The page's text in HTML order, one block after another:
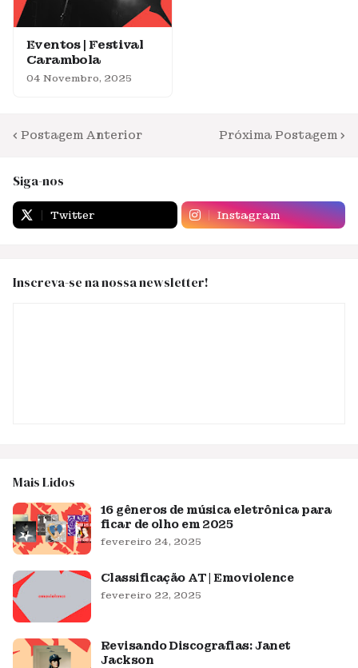
Eventos | Festival
Carambola
04 Novembro, 2025
Postagem Anterior Próxima Postagem
Siga-nos
Twitter Instagram
Inscreva-se na nossa newsletter!
Mais Lidos
16 gêneros de música eletrônica para
ficar de olho em 2025
fevereiro 24, 2025
Classificação AT | Emoviolence
fevereiro 22, 2025
Revisando Discografias: Janet
Jackson